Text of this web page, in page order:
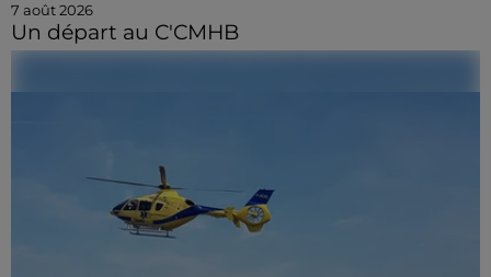
7 août 2026
Un départ au C'CMHB